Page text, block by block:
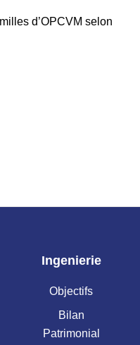
d’OPCVM selon
Ingenierie
Objectifs
Bilan
Patrimonial